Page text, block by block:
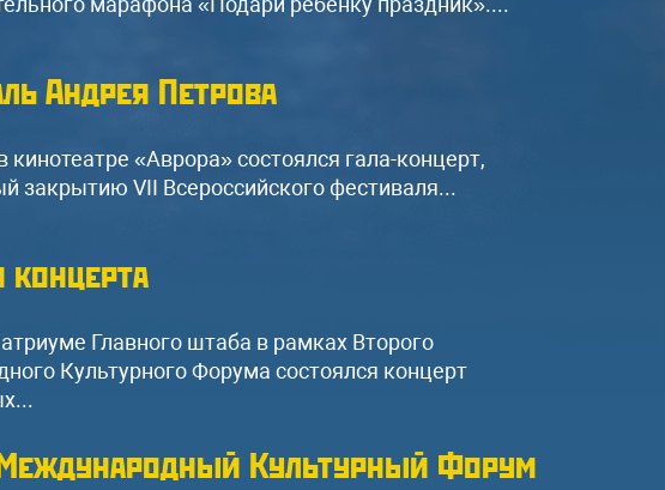
Андрея Петрова
кинотеатре «Аврора» состоялся гала-концерт,
закрытию VII Всероссийского фестиваля...
концерта
Главного штаба в рамках Второго
Культурного Форума состоялся концерт
Культурный Форум